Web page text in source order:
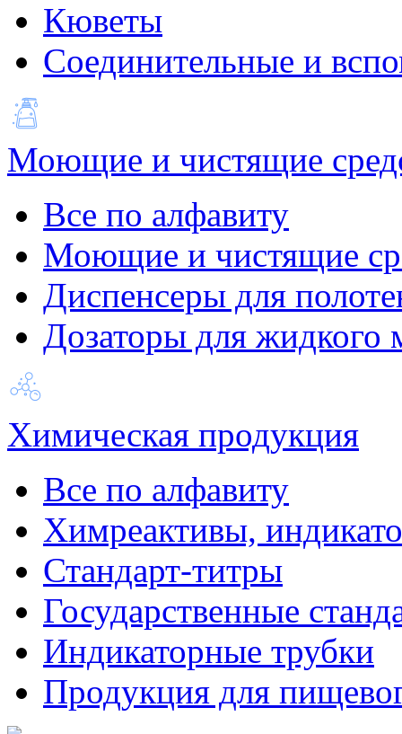
Кюветы
Соединительные и
Моющие и чистящие
Все по алфавиту
Моющие и чистящие
Диспенсеры для
Дозаторы для жидкого
Химическая продукция
Все по алфавиту
Химреактивы,
Стандарт-титры
Государственные
Индикаторные трубки
Продукция для